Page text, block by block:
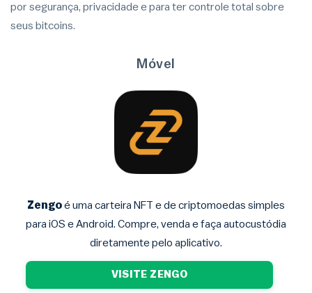
por segurança, privacidade e para ter controle total sobre
seus bitcoins.
Móvel
Zengoé uma carteira NFT e de criptomoedas simples
para iOS e Android. Compre, venda e faça autocustódia
diretamente pelo aplicativo.
VISITE ZENGO